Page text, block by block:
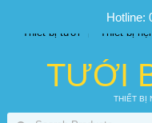
SP PHUN SƯƠNG
Thiết bị tưới
Thiết bị
TƯỚI
THIẾT BỊ
Hotline: